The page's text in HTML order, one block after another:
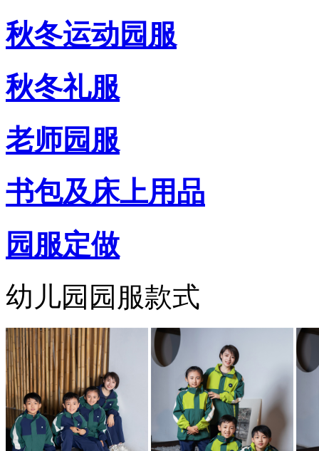
秋冬运动园服
秋冬礼服
老师园服
书包及床上用品
园服定做
幼儿园园服款式